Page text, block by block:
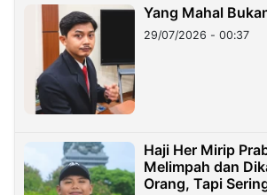
Yang Mahal
29/07/2026 - 00:37
Haji Her Mirip
Melimpah dan
Orang, Tapi